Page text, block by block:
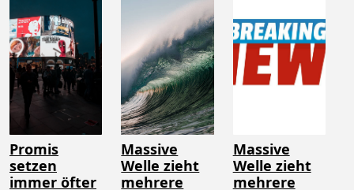
Promis
setzen
immer öfter
Massive
Welle zieht
mehrere
Massive
Welle zieht
mehrere